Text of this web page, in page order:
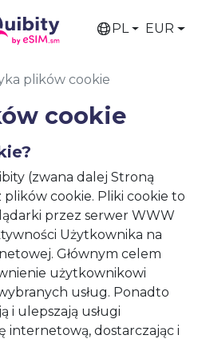
PL EUR
plików cookie
cookie
(zwana dalej Stroną
cookie. Pliki cookie to
przez serwer WWW
Użytkownika na
Głównym celem
użytkownikowi
usług. Ponadto
i ulepszają usługi
internetową, dostarczając i